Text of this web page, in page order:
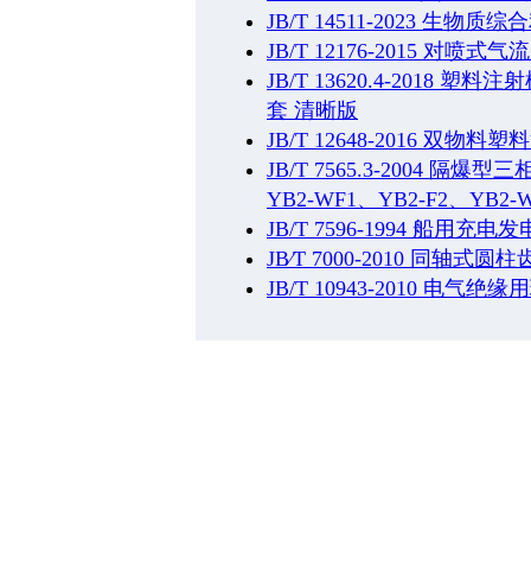
JB/T 14511-2023 生物质综
JB/T 12176-2015 对喷式气
JB/T 13620.4-2018 塑料注
套 清晰版
JB/T 12648-2016 双物料塑
JB/T 7565.3-2004 隔爆型三
YB2-WF1、YB2-F2、YB2-
JB/T 7596-1994 船用充电发
JB∕T 7000-2010 同轴式圆柱
JB/T 10943-2010 电气绝缘